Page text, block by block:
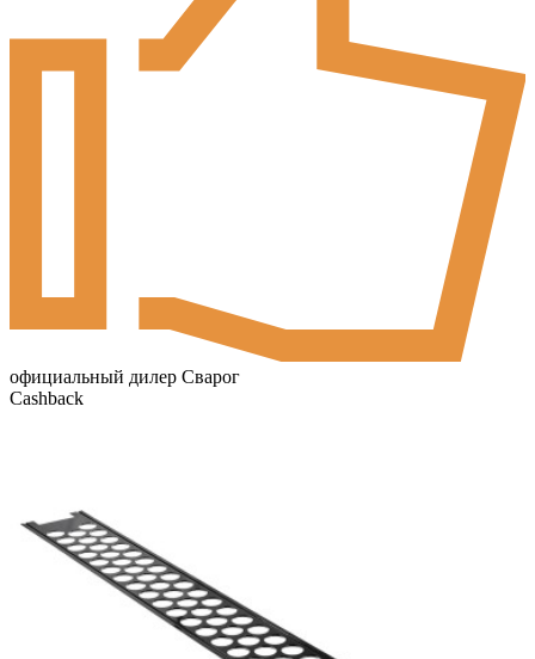
официальный дилер Сварог
Cashback